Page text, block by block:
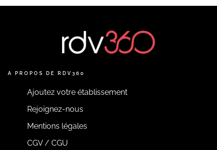
A PROPOS DE RDV360
Ajoutez votre établissement
Rejoignez-nous
Mentions légales
CGV / CGU